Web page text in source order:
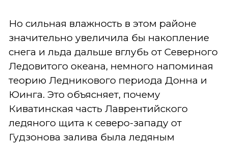
Но сильная влажность в этом районе
значительно увеличила бы накопление
снега и льда дальше вглубь от Северного
Ледовитого океана, немного напоминая
теорию Ледникового периода Донна и
Юинга. Это объясняет, почему
Киватинская часть Лаврентийского
ледяного щита к северо-западу от
Гудзонова залива была ледяным